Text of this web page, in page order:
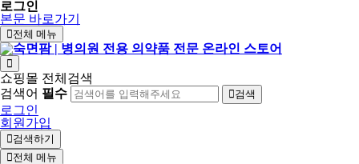
로그인
본문 바로가기
전체 메뉴
쇼핑몰 전체검색
검색어 필수 검색
로그인
회원가입
검색하기
전체 메뉴